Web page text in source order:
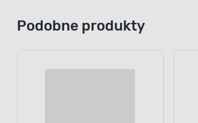
Podobne produkty
Cena online